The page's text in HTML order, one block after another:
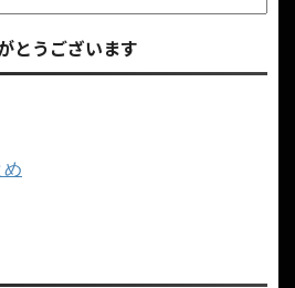
とうございます